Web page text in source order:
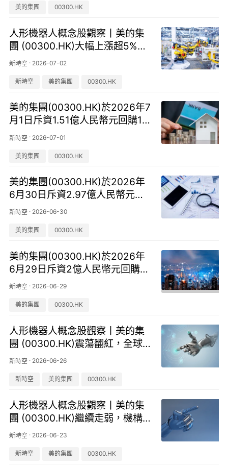
美的集團 00300.HK
人形機器人概念股觀察丨美的集
團 (00300.HK)大幅上漲超5%，
馬斯克曬照發布Optimus機器人
新時空· 2026-07-02
新時空 美的集團 00300.HK
美的集團(00300.HK)於2026年7
月1日斥資1.51億人民幣元回購19
9.39萬股
新時空· 2026-07-01
美的集團 00300.HK
美的集團(00300.HK)於2026年
6月30日斥資2.97億人民幣元回
購392萬股
新時空· 2026-06-30
美的集團 00300.HK
美的集團(00300.HK)於2026年
6月29日斥資2億人民幣元回購2
60.07萬股
新時空· 2026-06-29
美的集團 00300.HK
人形機器人概念股觀察丨美的集
團 (00300.HK)震蕩翻紅，全球
已進入第四代智能機器人時代
新時空· 2026-06-26
新時空 美的集團 00300.HK
人形機器人概念股觀察丨美的集
團 (00300.HK)繼續走弱，機構
表示機器人是AI最好的物理載體
新時空· 2026-06-23
新時空 美的集團 00300.HK